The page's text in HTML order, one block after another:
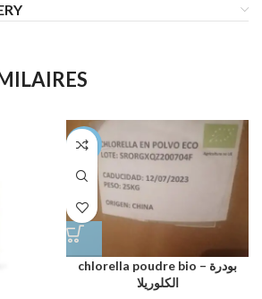
-75%
chlorella poudre bio – بودرة
الكلوريلا